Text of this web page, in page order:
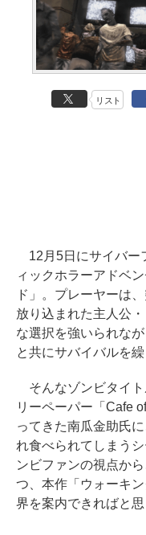
リスト
12月5日にサイバー
ィックホラーアドベ
ド」。プレーヤーは
放り込まれた主人公
な選択を強いられな
と共にサバイバルを繰
そんなゾンビタイト
リーペーパー「Cafe
ってきた南瓜金助氏
れ食べられてしまう
ンビファンの視点か
つ、本作「ウォーキ
界を案内できればと思